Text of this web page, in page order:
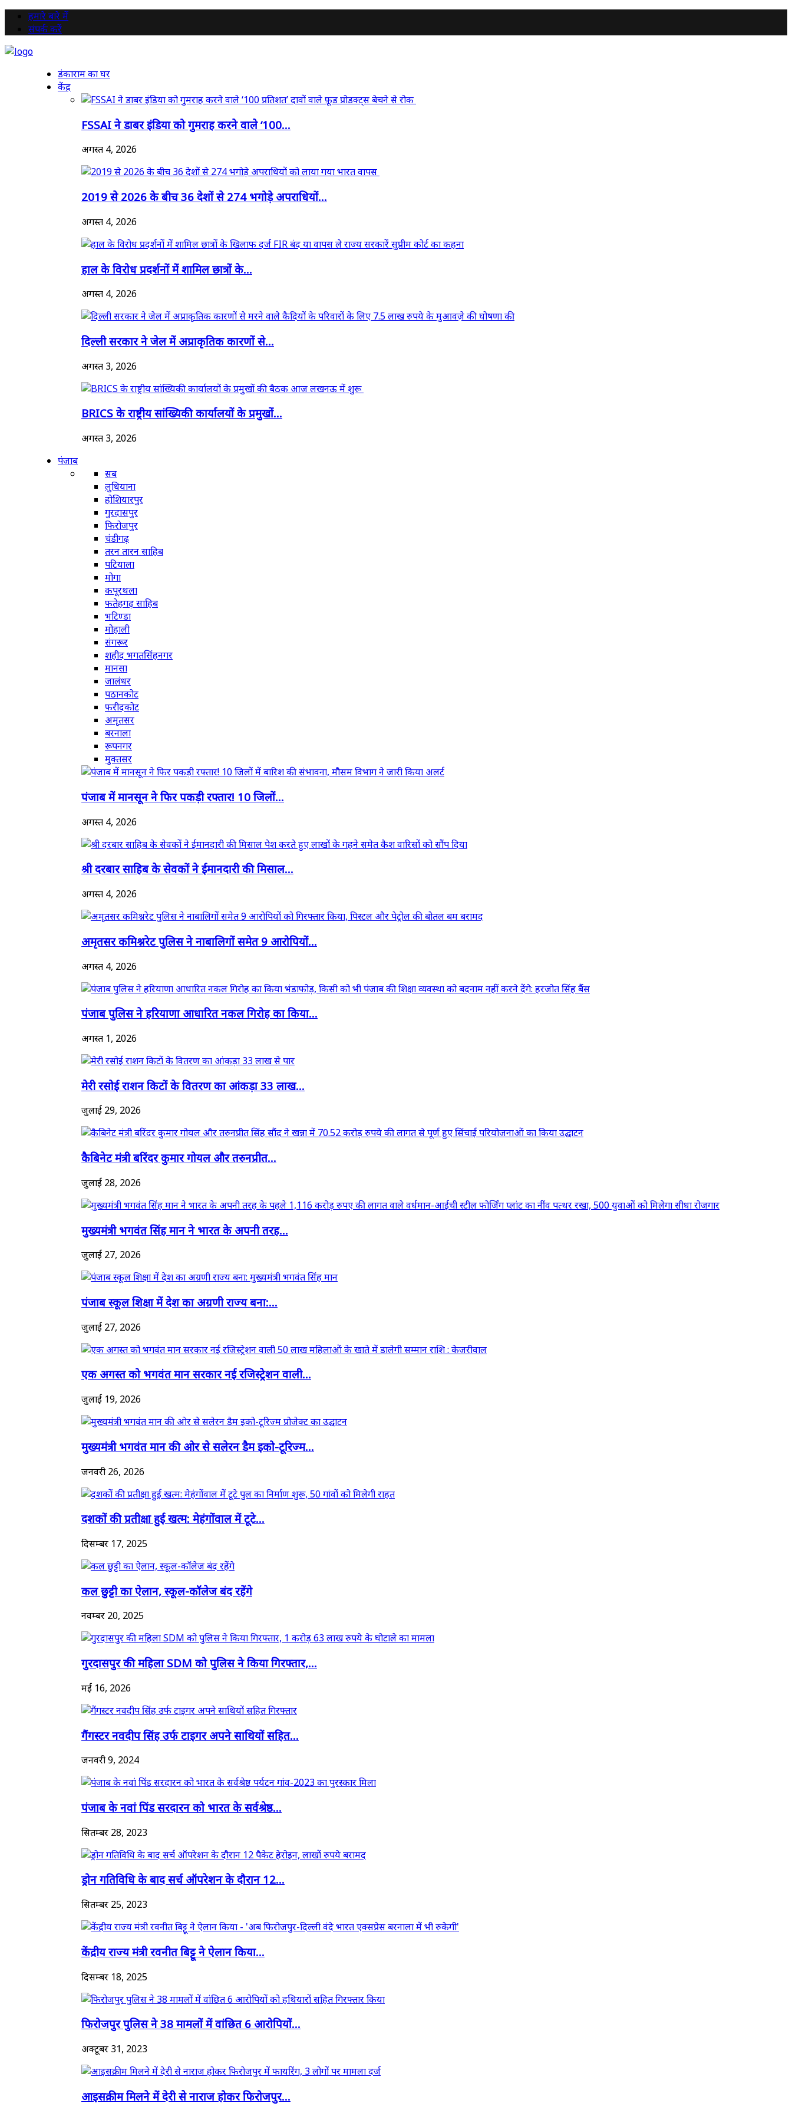
हमारे बारे में
संपर्क करें
डंकाराम का घर
केंद्र
FSSAI ने डाबर इंडिया को गुमराह करने वाले ‘100...
अगस्त 4, 2026
2019 से 2026 के बीच 36 देशों से 274 भगोड़े अपराधियों...
अगस्त 4, 2026
हाल के विरोध प्रदर्शनों में शामिल छात्रों के...
अगस्त 4, 2026
दिल्ली सरकार ने जेल में अप्राकृतिक कारणों से...
अगस्त 3, 2026
BRICS के राष्ट्रीय सांख्यिकी कार्यालयों के प्रमुखों...
अगस्त 3, 2026
पंजाब
सब
लुधियाना
होशियारपुर
गुरदासपुर
फिरोजपुर
चंडीगढ़
तरन तारन साहिब
पटियाला
मोगा
कपूरथला
फतेहगढ़ साहिब
भटिण्डा
मोहाली
संगरूर
शहीद भगतसिंहनगर
मानसा
जालंधर
पठानकोट
फरीदकोट
अमृतसर
बरनाला
रूपनगर
मुक्तसर
पंजाब में मानसून ने फिर पकड़ी रफ्तार! 10 जिलों...
अगस्त 4, 2026
श्री दरबार साहिब के सेवकों ने ईमानदारी की मिसाल...
अगस्त 4, 2026
अमृतसर कमिश्नरेट पुलिस ने नाबालिगों समेत 9 आरोपियों...
अगस्त 4, 2026
पंजाब पुलिस ने हरियाणा आधारित नकल गिरोह का किया...
अगस्त 1, 2026
मेरी रसोई राशन किटों के वितरण का आंकड़ा 33 लाख...
जुलाई 29, 2026
कैबिनेट मंत्री बरिंदर कुमार गोयल और तरुनप्रीत...
जुलाई 28, 2026
मुख्यमंत्री भगवंत सिंह मान ने भारत के अपनी तरह...
जुलाई 27, 2026
पंजाब स्कूल शिक्षा में देश का अग्रणी राज्य बना:...
जुलाई 27, 2026
एक अगस्त को भगवंत मान सरकार नई रजिस्ट्रेशन वाली...
जुलाई 19, 2026
मुख्यमंत्री भगवंत मान की ओर से सलेरन डैम इको-टूरिज्म...
जनवरी 26, 2026
दशकों की प्रतीक्षा हुई खत्म: मेहंगोंवाल में टूटे...
दिसम्बर 17, 2025
कल छुट्टी का ऐलान, स्कूल-कॉलेज बंद रहेंगे
नवम्बर 20, 2025
गुरदासपुर की महिला SDM को पुलिस ने किया गिरफ्तार,...
मई 16, 2026
गैंगस्टर नवदीप सिंह उर्फ टाइगर अपने साथियों सहित...
जनवरी 9, 2024
पंजाब के नवां पिंड सरदारन को भारत के सर्वश्रेष्ठ...
सितम्बर 28, 2023
ड्रोन गतिविधि के बाद सर्च ऑपरेशन के दौरान 12...
सितम्बर 25, 2023
केंद्रीय राज्य मंत्री रवनीत बिट्टू ने ऐलान किया...
दिसम्बर 18, 2025
फिरोजपुर पुलिस ने 38 मामलों में वांछित 6 आरोपियों...
अक्टूबर 31, 2023
आइसक्रीम मिलने में देरी से नाराज होकर फिरोजपुर...